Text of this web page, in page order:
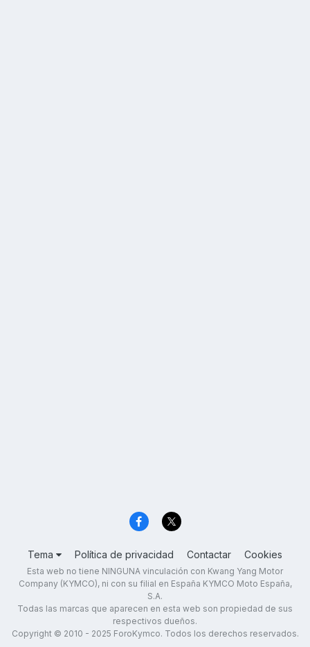
Tema Política de privacidad Contactar Cookies
Esta web no tiene NINGUNA vinculación con Kwang Yang Motor
Company (KYMCO), ni con su filial en España KYMCO Moto España,
S.A.
Todas las marcas que aparecen en esta web son propiedad de sus
respectivos dueños.
Copyright © 2010 - 2025 ForoKymco. Todos los derechos reservados.